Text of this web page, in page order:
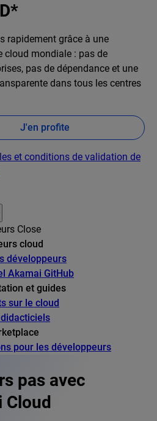
rapidement grâce à une
cloud mondiale : pas de
pas de dépendance et une
dans tous les centres
J'en profite
et conditions de validation de
Close
cloud
développeurs
Akamai GitHub
et guides
sur le cloud
pour les développeurs
pas avec
Cloud